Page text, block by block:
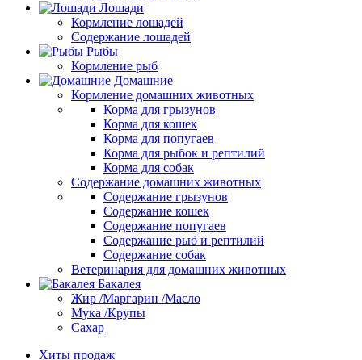
Лошади
Кормление лошадей
Содержание лошадей
Рыбы
Кормление рыб
Домашние
Кормление домашних животных
Корма для грызунов
Корма для кошек
Корма для попугаев
Корма для рыбок и рептилий
Корма для собак
Содержание домашних животных
Содержание грызунов
Содержание кошек
Содержание попугаев
Содержание рыб и рептилий
Содержание собак
Ветеринария для домашних животных
Бакалея
Жир /Маргарин /Масло
Мука /Крупы
Сахар
Хиты продаж